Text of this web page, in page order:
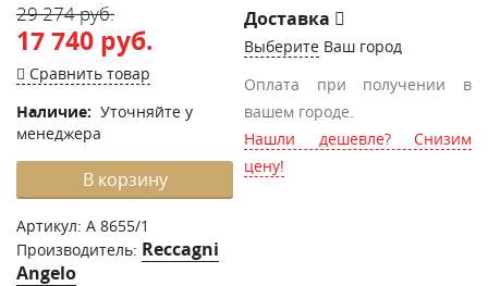
29 274 руб.
17 740 руб.
Сравнить товар
Наличие: Уточняйте у
менеджера
В корзину
Артикул: A 8655/1
Производитель: Reccagni
Angelo
Доставка
Выберите Ваш город
Оплата при получении в
вашем городе.
Нашли дешевле? Снизим
цену!